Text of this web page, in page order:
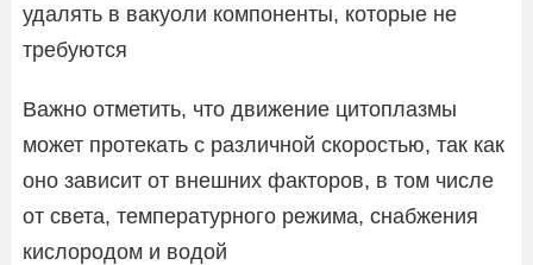
удалять в вакуоли компоненты, которые не
требуются
Важно отметить, что движение цитоплазмы
может протекать с различной скоростью, так как
оно зависит от внешних факторов, в том числе
от света, температурного режима, снабжения
кислородом и водой